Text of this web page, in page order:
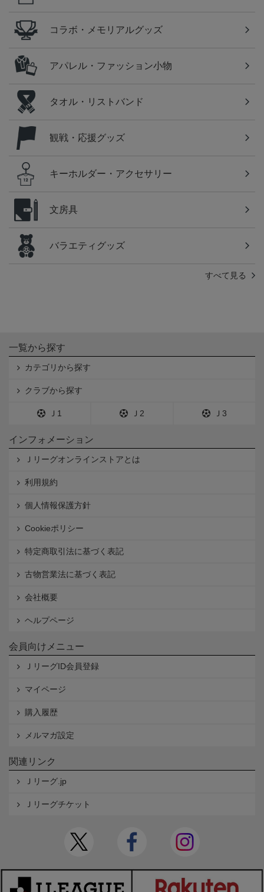
コラボ・メモリアルグッズ
アパレル・ファッション小物
タオル・リストバンド
観戦・応援グッズ
キーホルダー・アクセサリー
文房具
バラエティグッズ
すべて見る
一覧から探す
カテゴリから探す
クラブから探す
Ｊ1 Ｊ2 Ｊ3
インフォメーション
Ｊリーグオンラインストアとは
利用規約
個人情報保護方針
Cookieポリシー
特定商取引法に基づく表記
古物営業法に基づく表記
会社概要
ヘルプページ
会員向けメニュー
ＪリーグID会員登録
マイページ
購入履歴
メルマガ設定
関連リンク
Ｊリーグ.jp
Ｊリーグチケット